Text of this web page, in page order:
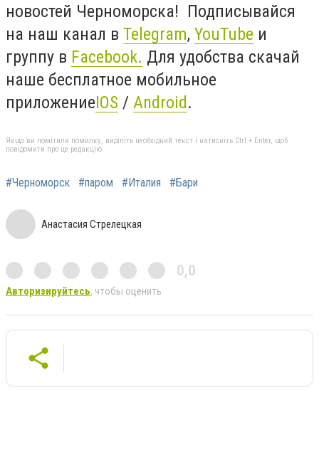
новостей Черноморска! Подписывайся
на наш канал в Telegram, YouTube и
группу в Facebook. Для удобства скачай
наше бесплатное мобильное
приложениеIOS / Android.
Якщо ви помітили помилку, виділіть необхідний текст і натисніть Ctrl + Enter, щоб
повідомити про це редакцію
#Черноморск #паром #Италия #Бари
Анастасия Стрелецкая
0,0
Авторизируйтесь, чтобы оценить